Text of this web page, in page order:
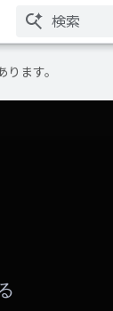
ます。